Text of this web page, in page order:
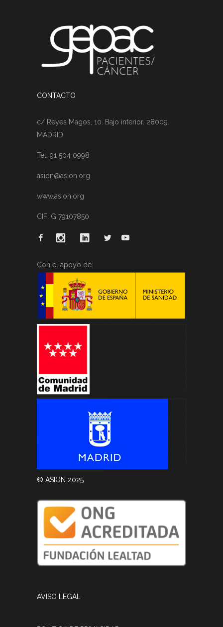
CONTACTO
c/ Reyes Magos, 10. Bajo interior. 28009.
MADRID
Tel. 91 504 0998
asion@asion.org
www.asion.org
CIF: G 79107850
Con el apoyo de:
© ASION 2025
AVISO LEGAL